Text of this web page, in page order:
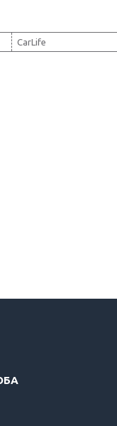
CarLife